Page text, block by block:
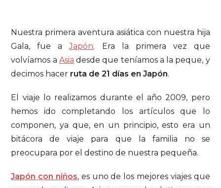
Nuestra primera aventura asiática con nuestra hija
Gala, fue aJapón. Era la primera vez que
volvíamos a Asia desde que teníamos a la peque, y
decimos hacer ruta de 21 días en Japón.
El viaje lo realizamos durante el año 2009, pero
hemos ido completando los artículos que lo
componen, ya que, en un principio, esto era un
bitácora de viaje para que la familia no se
preocupara por el destino de nuestra pequeña.
Japón con niños, es uno de los mejores viajes que